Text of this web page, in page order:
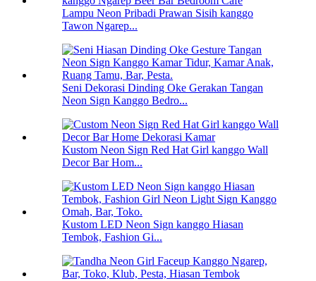
Lampu Neon Pribadi Prawan Sisih kanggo
Tawon Ngarep...
Seni Dekorasi Dinding Oke Gerakan Tangan
Neon Sign Kanggo Bedro...
Kustom Neon Sign Red Hat Girl kanggo Wall
Decor Bar Hom...
Kustom LED Neon Sign kanggo Hiasan
Tembok, Fashion Gi...